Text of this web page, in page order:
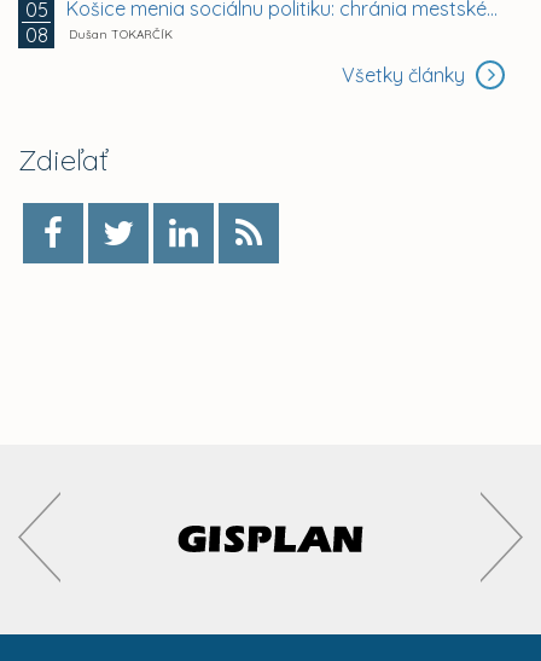
05
08
Košice menia sociálnu politiku: chránia mestské byty...
Dušan TOKARČÍK
Všetky články
Zdieľať